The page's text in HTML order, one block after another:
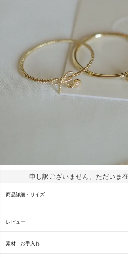
申し訳ございません。ただいま
商品詳細・サイズ
レビュー
素材・お手入れ